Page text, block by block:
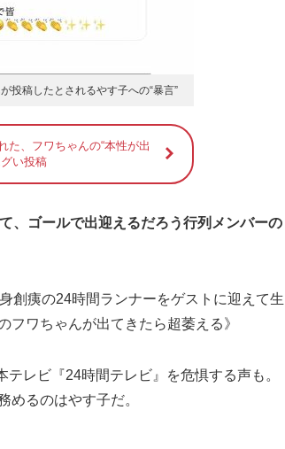
投稿したとされるやす子への“暴言”
た、フワちゃんの“本性が出
い投稿
、ゴールで出迎えるだろう行列メンバーの
創痍の24時間ランナーをゲストに迎えて生
フワちゃんが出てきたら超萎える》
レビ『24時間テレビ』を危惧する声も。
めるのはやす子だ。